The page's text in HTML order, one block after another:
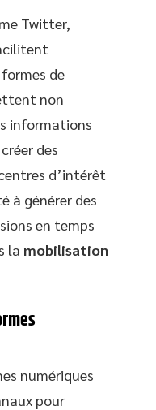
Twitter,
de
non
informations
des
d’intérêt
à générer des
en temps
la mobilisation
numériques
pour